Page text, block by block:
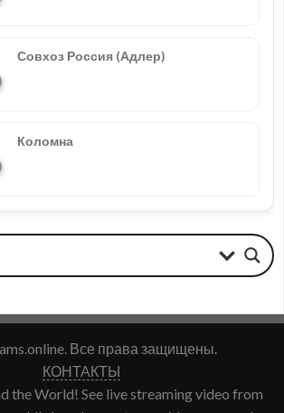
Совхоз Россия (Адлер)
Коломна
Все права защищены.
КОНТАКТЫ
the World! See live streaming video from